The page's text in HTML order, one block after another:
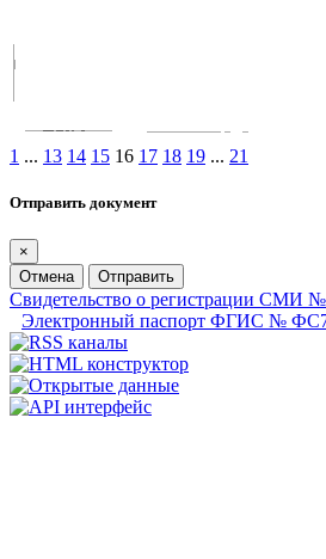
1 ... 13 14 15 16 17 18 19 ... 21
Отправить документ
×
Отмена
Отправить
Свидетельство о регистрации СМИ
Электронный паспорт ФГИС №